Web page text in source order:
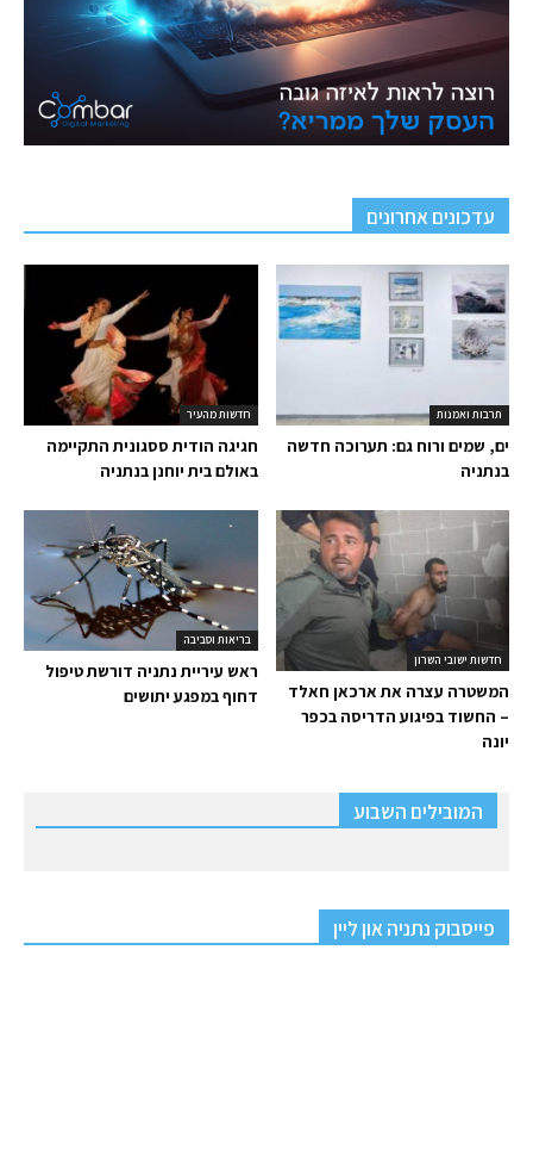
עדכונים אחרונים
חדשות מהעיר
חגיגה הודית ססגונית התקיימה
באולם בית יוחנן בנתניה
תרבות ואמנות
ים, שמים ורוח גם: תערוכה חדשה
בנתניה
בריאות וסביבה
ראש עיריית נתניה דורשת טיפול
דחוף במפגע יתושים
חדשות ישובי השרון
המשטרה עצרה את ארכאן חאלד
– החשוד בפיגוע הדריסה בכפר
יונה
המובילים השבוע
פייסבוק נתניה און ליין